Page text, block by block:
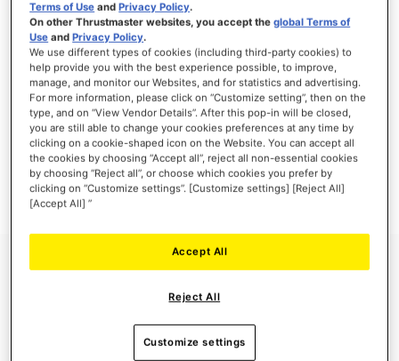
NUOVI CLIENTI
La creazione di un account ha molti vantaggi: check-out veloce, salvare più di un
indirizzo, tenere traccia degli ordini e altro ancora.
CREA UN ACCOUNT
Terms of Use andPrivacy Policy.
On other Thrustmaster websites, you accept theglobal Terms of
Use andPrivacy Policy.
We use different types of cookies (including third-party cookies) to
help provide you with the best experience possible, to improve,
manage, and monitor our Websites, and for statistics and advertising.
For more information, please click on “Customize setting”, then on the
type, and on “View Vendor Details”. After this pop-in will be closed,
you are still able to change your cookies preferences at any time by
clicking on a cookie-shaped icon on the Website. You can accept all
the cookies by choosing “Accept all”, reject all non-essential cookies
by choosing “Reject all”, or choose which cookies you prefer by
clicking on “Customize settings”. [Customize settings] [Reject All]
[Accept All] ”
Reject All
Accept All
Customize settings